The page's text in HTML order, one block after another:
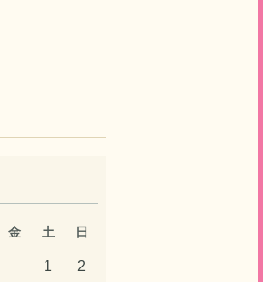
金 土 日
1 2